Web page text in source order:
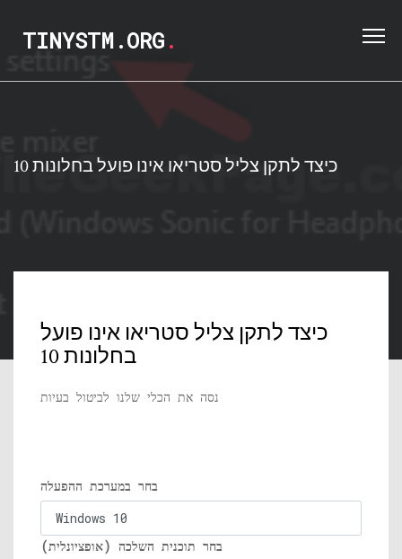
TINYSTM.ORG.
כיצד לתקן צליל סטריאו אינו פועל בחלונות 10
כיצד לתקן צליל סטריאו אינו פועל
בחלונות 10
נסה את הכלי שלנו לביטול בעיות
בחר במערכת ההפעלה
בחר תוכנית השלכה (אופציונלית)